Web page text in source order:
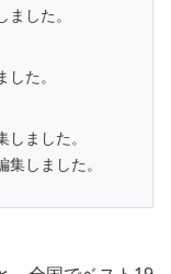
した。
た。
ました。
しました。